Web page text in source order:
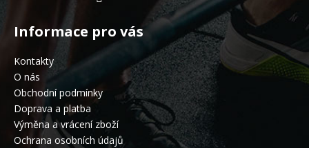
Informace pro vás
Kontakty
O nás
Obchodní podmínky
Doprava a platba
Výměna a vrácení zboží
Ochrana osobních údajů